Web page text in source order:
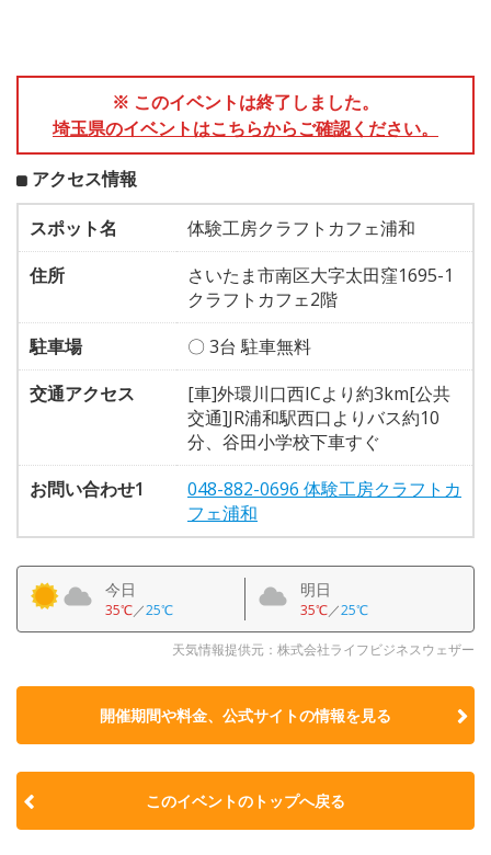
※ このイベントは終了しました。
埼玉県のイベントはこちらからご確認ください。
アクセス情報
スポット名
体験工房クラフトカフェ浦和
住所
さいたま市南区大字太田窪1695-1
クラフトカフェ2階
駐車場
〇 3台 駐車無料
交通アクセス
[車]外環川口西ICより約3km[公共
交通]JR浦和駅西口よりバス約10
分、谷田小学校下車すぐ
お問い合わせ1
048-882-0696 体験工房クラフトカ
フェ浦和
今日
35℃／25℃
明日
35℃／25℃
天気情報提供元：株式会社ライフビジネスウェザー
開催期間や料金、公式サイトの情報を見る
このイベントのトップへ戻る